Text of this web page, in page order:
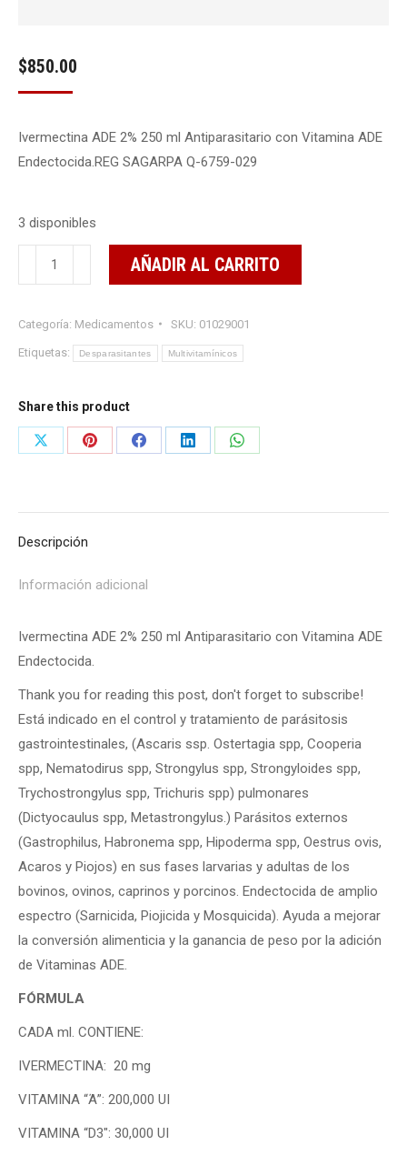
$850.00
Ivermectina ADE 2% 250 ml Antiparasitario con Vitamina ADE
Endectocida.REG SAGARPA Q-6759-029
3 disponibles
500
ML
AÑADIR AL CARRITO
Categoría: Medicamentos SKU: 01029001
Etiquetas: Desparasitantes Multivitamínicos
Share this product
Share
Share
Share
Share
Share
Descripción
Información adicional
Ivermectina ADE 2% 250 ml Antiparasitario con Vitamina ADE
Endectocida.
Thank you for reading this post, don't forget to subscribe!
Está indicado en el control y tratamiento de parásitosis
gastrointestinales, (Ascaris ssp. Ostertagia spp, Cooperia
spp, Nematodirus spp, Strongylus spp, Strongyloides spp,
Trychostrongylus spp, Trichuris spp) pulmonares
(Dictyocaulus spp, Metastrongylus.) Parásitos externos
(Gastrophilus, Habronema spp, Hipoderma spp, Oestrus ovis,
Acaros y Piojos) en sus fases larvarias y adultas de los
bovinos, ovinos, caprinos y porcinos. Endectocida de amplio
espectro (Sarnicida, Piojicida y Mosquicida). Ayuda a mejorar
la conversión alimenticia y la ganancia de peso por la adición
de Vitaminas ADE.
FÓRMULA
CADA ml. CONTIENE:
IVERMECTINA: 20 mg
VITAMINA “Ά”: 200,000 UI
VITAMINA “D3″: 30,000 UI